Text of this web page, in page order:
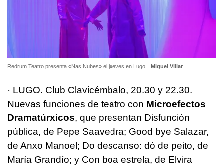
Redrum Teatro presenta «Nas Nubes» el jueves en Lugo Miguel Villar
· LUGO. Club Clavicémbalo, 20.30 y 22.30.
Nuevas funciones de teatro con Microefectos
Dramatúrxicos, que presentan Disfunción
pública, de Pepe Saavedra; Good bye Salazar,
de Anxo Manoel; Do descanso: dó de peito, de
María Grandío; y Con boa estrela, de Elvira